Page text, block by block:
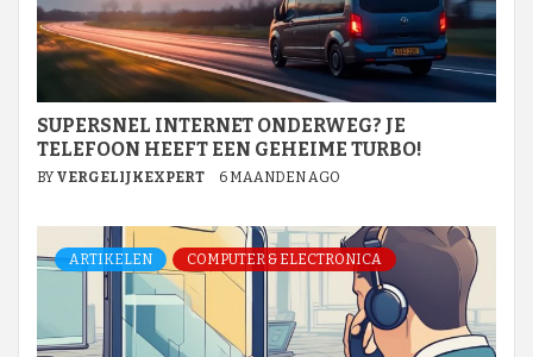
SUPERSNEL INTERNET ONDERWEG? JE
TELEFOON HEEFT EEN GEHEIME TURBO!
BY VERGELIJKEXPERT 6 MAANDEN AGO
ARTIKELEN COMPUTER & ELECTRONICA